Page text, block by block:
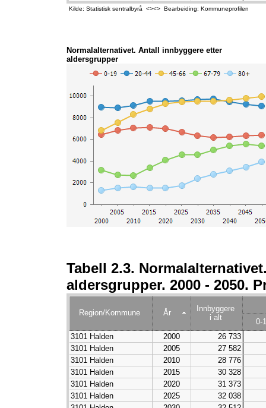
Kilde: Statistisk sentralbyrå <><> Bearbeiding: Kommuneprofilen
Normalalternativet. Antall innbyggere etter
aldersgrupper
Tabell 2.3.
aldersgrupper. 2000 - 2050.
Region/Kommune År
Innbyggere
i alt
0-
3101 Halden
2000
26 733
3101 Halden
2005
27 582
3101 Halden
2010
28 776
3101 Halden
2015
30 328
3101 Halden
2020
31 373
3101 Halden
2025
32 038